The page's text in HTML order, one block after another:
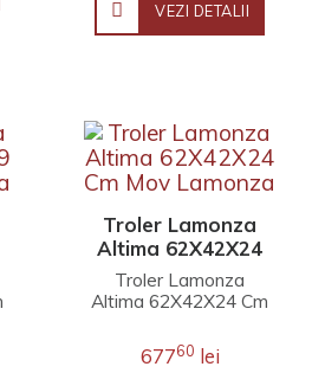
VEZI DETALII
Troler Lamonza
Altima 62X42X24
Cm Mov Lamonza
Troler Lamonza
Altima 62X42X24 Cm
67760 lei